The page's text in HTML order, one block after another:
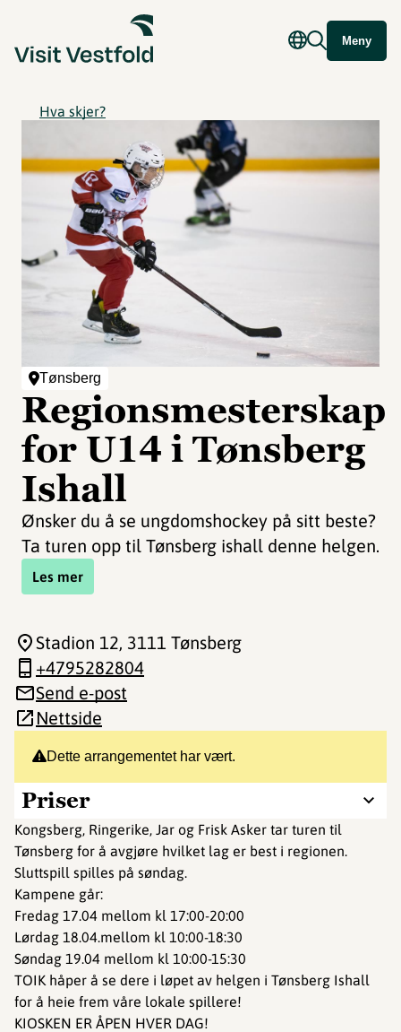
Meny
Hva skjer?
Tønsberg
Regionsmesterskap
for U14 i Tønsberg
Ishall
Ønsker du å se ungdomshockey på sitt beste?
Ta turen opp til Tønsberg ishall denne helgen.
Les mer
Dette arrangementet har vært.
Priser
Kongsberg, Ringerike, Jar og Frisk Asker tar turen til
Tønsberg for å avgjøre hvilket lag er best i regionen.
Sluttspill spilles på søndag.
Kampene går:
Fredag 17.04 mellom kl 17:00-20:00
Lørdag 18.04.mellom kl 10:00-18:30
Søndag 19.04 mellom kl 10:00-15:30
TOIK håper å se dere i løpet av helgen i Tønsberg Ishall
for å heie frem våre lokale spillere!
KIOSKEN ER ÅPEN HVER DAG!
Stadion 12, 3111 Tønsberg
+4795282804
Send e-post
Nettside